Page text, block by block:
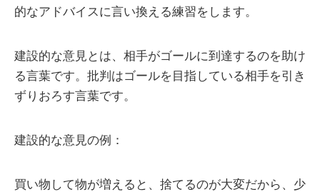
的なアドバイスに言い換える練習をします。
建設的な意見とは、相手がゴールに到達するのを助け
る言葉です。批判はゴールを目指している相手を引き
ずりおろす言葉です。
建設的な意見の例：
買い物して物が増えると、捨てるのが大変だから、少